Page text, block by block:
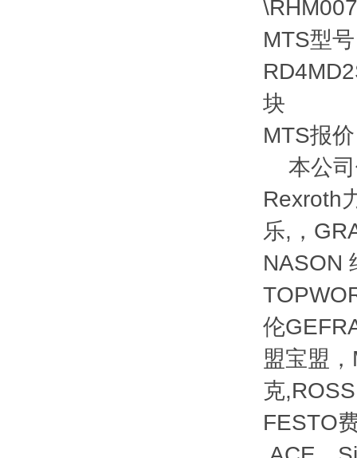
MTS型
块
MTS报价
本公司
Rexroth
乐,，
NASON
伦
盟宝盟
克
FESTO